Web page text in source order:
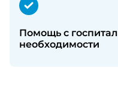
Помощь с
необходимости